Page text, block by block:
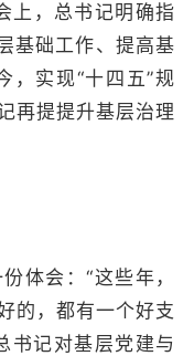
，总书记明确指
基础工作、提高基
，实现“十四五”规
再提提升基层治理
会：“这些年，
的，都有一个好支
书记对基层党建与